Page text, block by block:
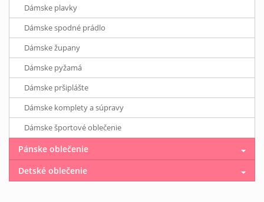
Dámske plavky
Dámske spodné prádlo
Dámske župany
Dámske pyžamá
Dámske pršiplášte
Dámske komplety a súpravy
Dámske športové oblečenie
Pánske oblečenie
Detské oblečenie